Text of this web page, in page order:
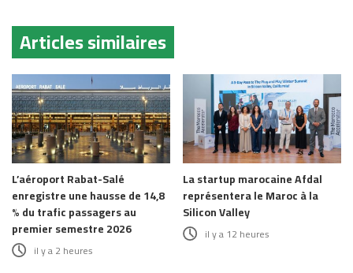
Articles similaires
L’aéroport Rabat-Salé
enregistre une hausse de 14,8
% du trafic passagers au
premier semestre 2026
il y a 2 heures
La startup marocaine Afdal
représentera le Maroc à la
Silicon Valley
il y a 12 heures